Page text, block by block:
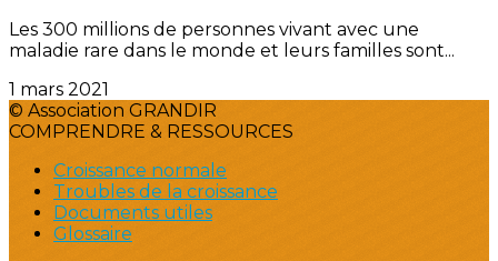
Les 300 millions de personnes vivant avec une
maladie rare dans le monde et leurs familles sont...
1 mars 2021
© Association GRANDIR
COMPRENDRE & RESSOURCES
Croissance normale
Troubles de la croissance
Documents utiles
Glossaire